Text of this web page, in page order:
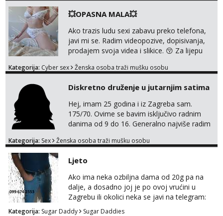
💥OPASNA MALA💥
Ako trazis ludu sexi zabavu preko telefona,
javi mi se. Radim videopozive, dopisivanja,
prodajem svoja videa i slikice. 😚 Za lijepu
Viber ili Telegram. +385 91 723 0045
Kategorija: Cyber sex Ženska osoba traži mušku osobu
Diskretno druženje u jutarnjim satima
Hej, imam 25 godina i iz Zagreba sam.
175/70. Ovime se bavim isključivo radnim
danima od 9 do 16. Generalno najviše radim
druženja u diskreciji, vjerovatno ćemo si
također, nisam zainteresirana za one and
done susrete. Ako se nalaziš u ovome, javi
mi se na WhatsApp sa nečime o sebi i tome
što voliš seksualno za daljnji d...
Kategorija: Sex Ženska osoba traži mušku osobu
Ljeto
Ako ima neka ozbiljna dama od 20g pa na
dalje, a dosadno joj je po ovoj vrućini u
Zagrebu ili okolici neka se javi na telegram:
Bozt_8 ili na viber 099 674 2553.
Kategorija: Sugar Daddy Sugar Daddies